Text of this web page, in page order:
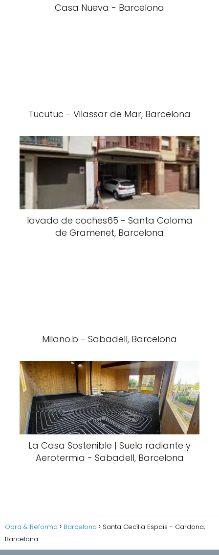
Casa Nueva - Barcelona
Tucutuc - Vilassar de Mar, Barcelona
lavado de coches65 - Santa Coloma
de Gramenet, Barcelona
Milano.b - Sabadell, Barcelona
La Casa Sostenible | Suelo radiante y
Aerotermia - Sabadell, Barcelona
Obra & Reforma Barcelona
Santa Cecília Espais - Cardona,
Barcelona